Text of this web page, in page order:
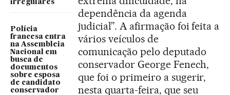
irregulares
Polícia
francesa entra
na Assembleia
Nacional em
busca de
documentos
sobre esposa
de candidato
conservador
dependência da agenda
judicial”. A afirmação foi feita a
vários veículos de
comunicação pelo deputado
conservador George Fenech,
que foi o primeiro a sugerir,
nesta quarta-feira, que seu